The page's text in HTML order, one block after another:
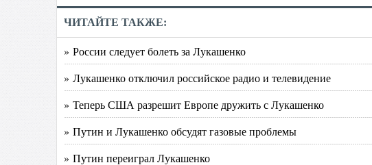
ЧИТАЙТЕ ТАКЖЕ:
» России следует болеть за Лукашенко
» Лукашенко отключил российское радио и телевидение
» Теперь США разрешит Европе дружить с Лукашенко
» Путин и Лукашенко обсудят газовые проблемы
» Путин переиграл Лукашенко